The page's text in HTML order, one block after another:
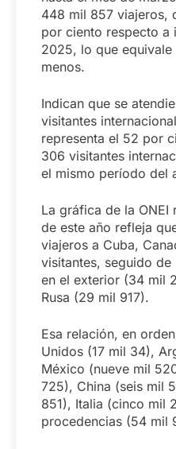
448 mil 857 viajeros,
por ciento respecto a
2025, lo que
menos.
Indican que se
visitantes
representa el 52 por
306 visitantes
el mismo período del
La gráfica de la ONEI
de este año refleja
viajeros a Cuba,
visitantes, seguido
en el exterior (34 mil
Rusa (29 mil 917).
Esa relación, en
Unidos (17 mil 34),
México (nueve mil
725), China (seis mil
851), Italia (cinco mil
procedencias (54 mil